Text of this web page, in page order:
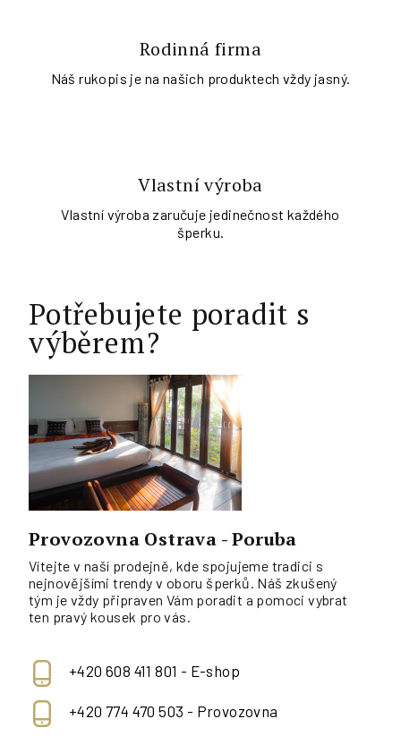
Rodinná firma
Náš rukopis je na našich produktech vždy jasný.
Vlastní výroba
Vlastní výroba zaručuje jedinečnost každého
šperku.
Potřebujete poradit s
výběrem?
Provozovna Ostrava - Poruba
Vítejte v naší prodejně, kde spojujeme tradici s
nejnovějšími trendy v oboru šperků. Náš zkušený
tým je vždy připraven Vám poradit a pomoci vybrat
ten pravý kousek pro vás.
+420 608 411 801 - E-shop
+420 774 470 503 - Provozovna